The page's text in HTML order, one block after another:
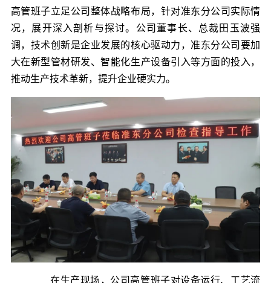
高管班子立足公司整体战略布局，针对准东分公司实际情
况，展开深入剖析与探讨。公司董事长、总裁田玉波强
调，技术创新是企业发展的核心驱动力，准东分公司要加
大在新型管材研发、智能化生产设备引入等方面的投入，
推动生产技术革新，提升企业硬实力。
在生产现场，公司高管班子对设备运行、工艺流